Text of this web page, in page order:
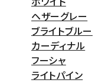
ヘザーグレー
ブライトブルー
カーディナル
フーシャ
ライトパイン